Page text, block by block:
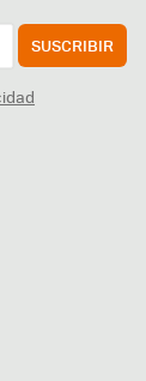
SUSCRIBIR